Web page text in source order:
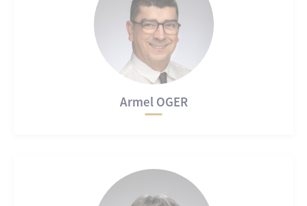
Armel OGER